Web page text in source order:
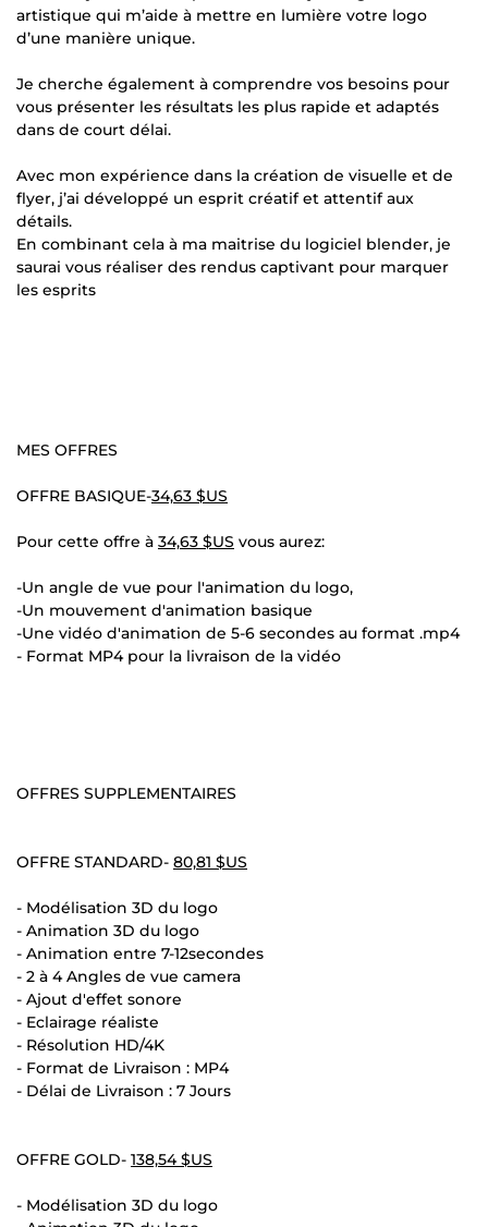
artistique qui m’aide à mettre en lumière votre logo
d’une manière unique.
Je cherche également à comprendre vos besoins pour
vous présenter les résultats les plus rapide et adaptés
dans de court délai.
Avec mon expérience dans la création de visuelle et de
flyer, j’ai développé un esprit créatif et attentif aux
détails.
En combinant cela à ma maitrise du logiciel blender, je
saurai vous réaliser des rendus captivant pour marquer
les esprits
MES OFFRES
OFFRE BASIQUE-34,63 $US
Pour cette offre à 34,63 $US vous aurez:
-Un angle de vue pour l'animation du logo,
-Un mouvement d'animation basique
-Une vidéo d'animation de 5-6 secondes au format .mp4
- Format MP4 pour la livraison de la vidéo
OFFRES SUPPLEMENTAIRES
OFFRE STANDARD- 80,81 $US
- Modélisation 3D du logo
- Animation 3D du logo
- Animation entre 7-12secondes
- 2 à 4 Angles de vue camera
- Ajout d'effet sonore
- Eclairage réaliste
- Résolution HD/4K
- Format de Livraison : MP4
- Délai de Livraison : 7 Jours
OFFRE GOLD- 138,54 $US
- Modélisation 3D du logo